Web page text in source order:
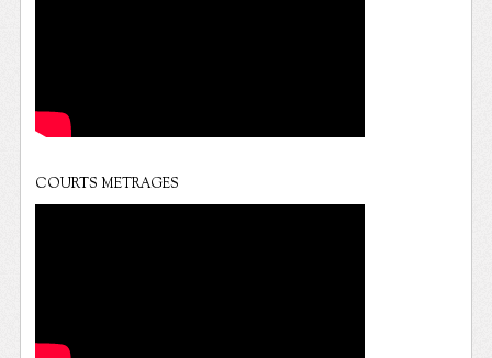
COURTS METRAGES